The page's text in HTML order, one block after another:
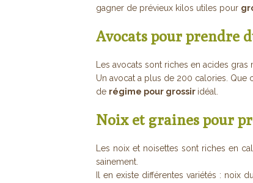
gagner de prévieux kilos utiles pour
Avocats pour prendre
Les avocats sont riches en acides
Un avocat a plus de 200 calories. Que
de régime pour grossir idéal.
Noix et graines pour
Les noix et noisettes sont riches en
sainement.
Il en existe différentes variétés : noix